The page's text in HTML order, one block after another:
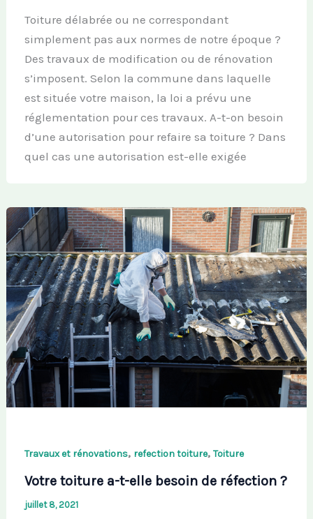
Toiture délabrée ou ne correspondant
simplement pas aux normes de notre époque ?
Des travaux de modification ou de rénovation
s’imposent. Selon la commune dans laquelle
est située votre maison, la loi a prévu une
réglementation pour ces travaux. A-t-on besoin
d’une autorisation pour refaire sa toiture ? Dans
quel cas une autorisation est-elle exigée
Travaux et rénovations, refection toiture, Toiture
Votre toiture a-t-elle besoin de réfection ?
juillet 8, 2021